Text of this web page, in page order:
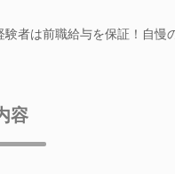
験者は前職給与を保証！自慢
容